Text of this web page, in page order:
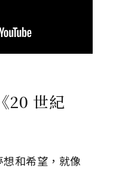
世紀
想和希望，就像